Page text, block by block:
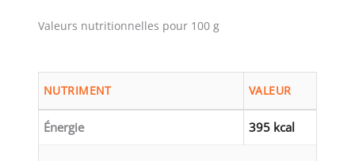
Valeurs nutritionnelles pour 100 g
NUTRIMENT VALEUR
Énergie 395 kcal